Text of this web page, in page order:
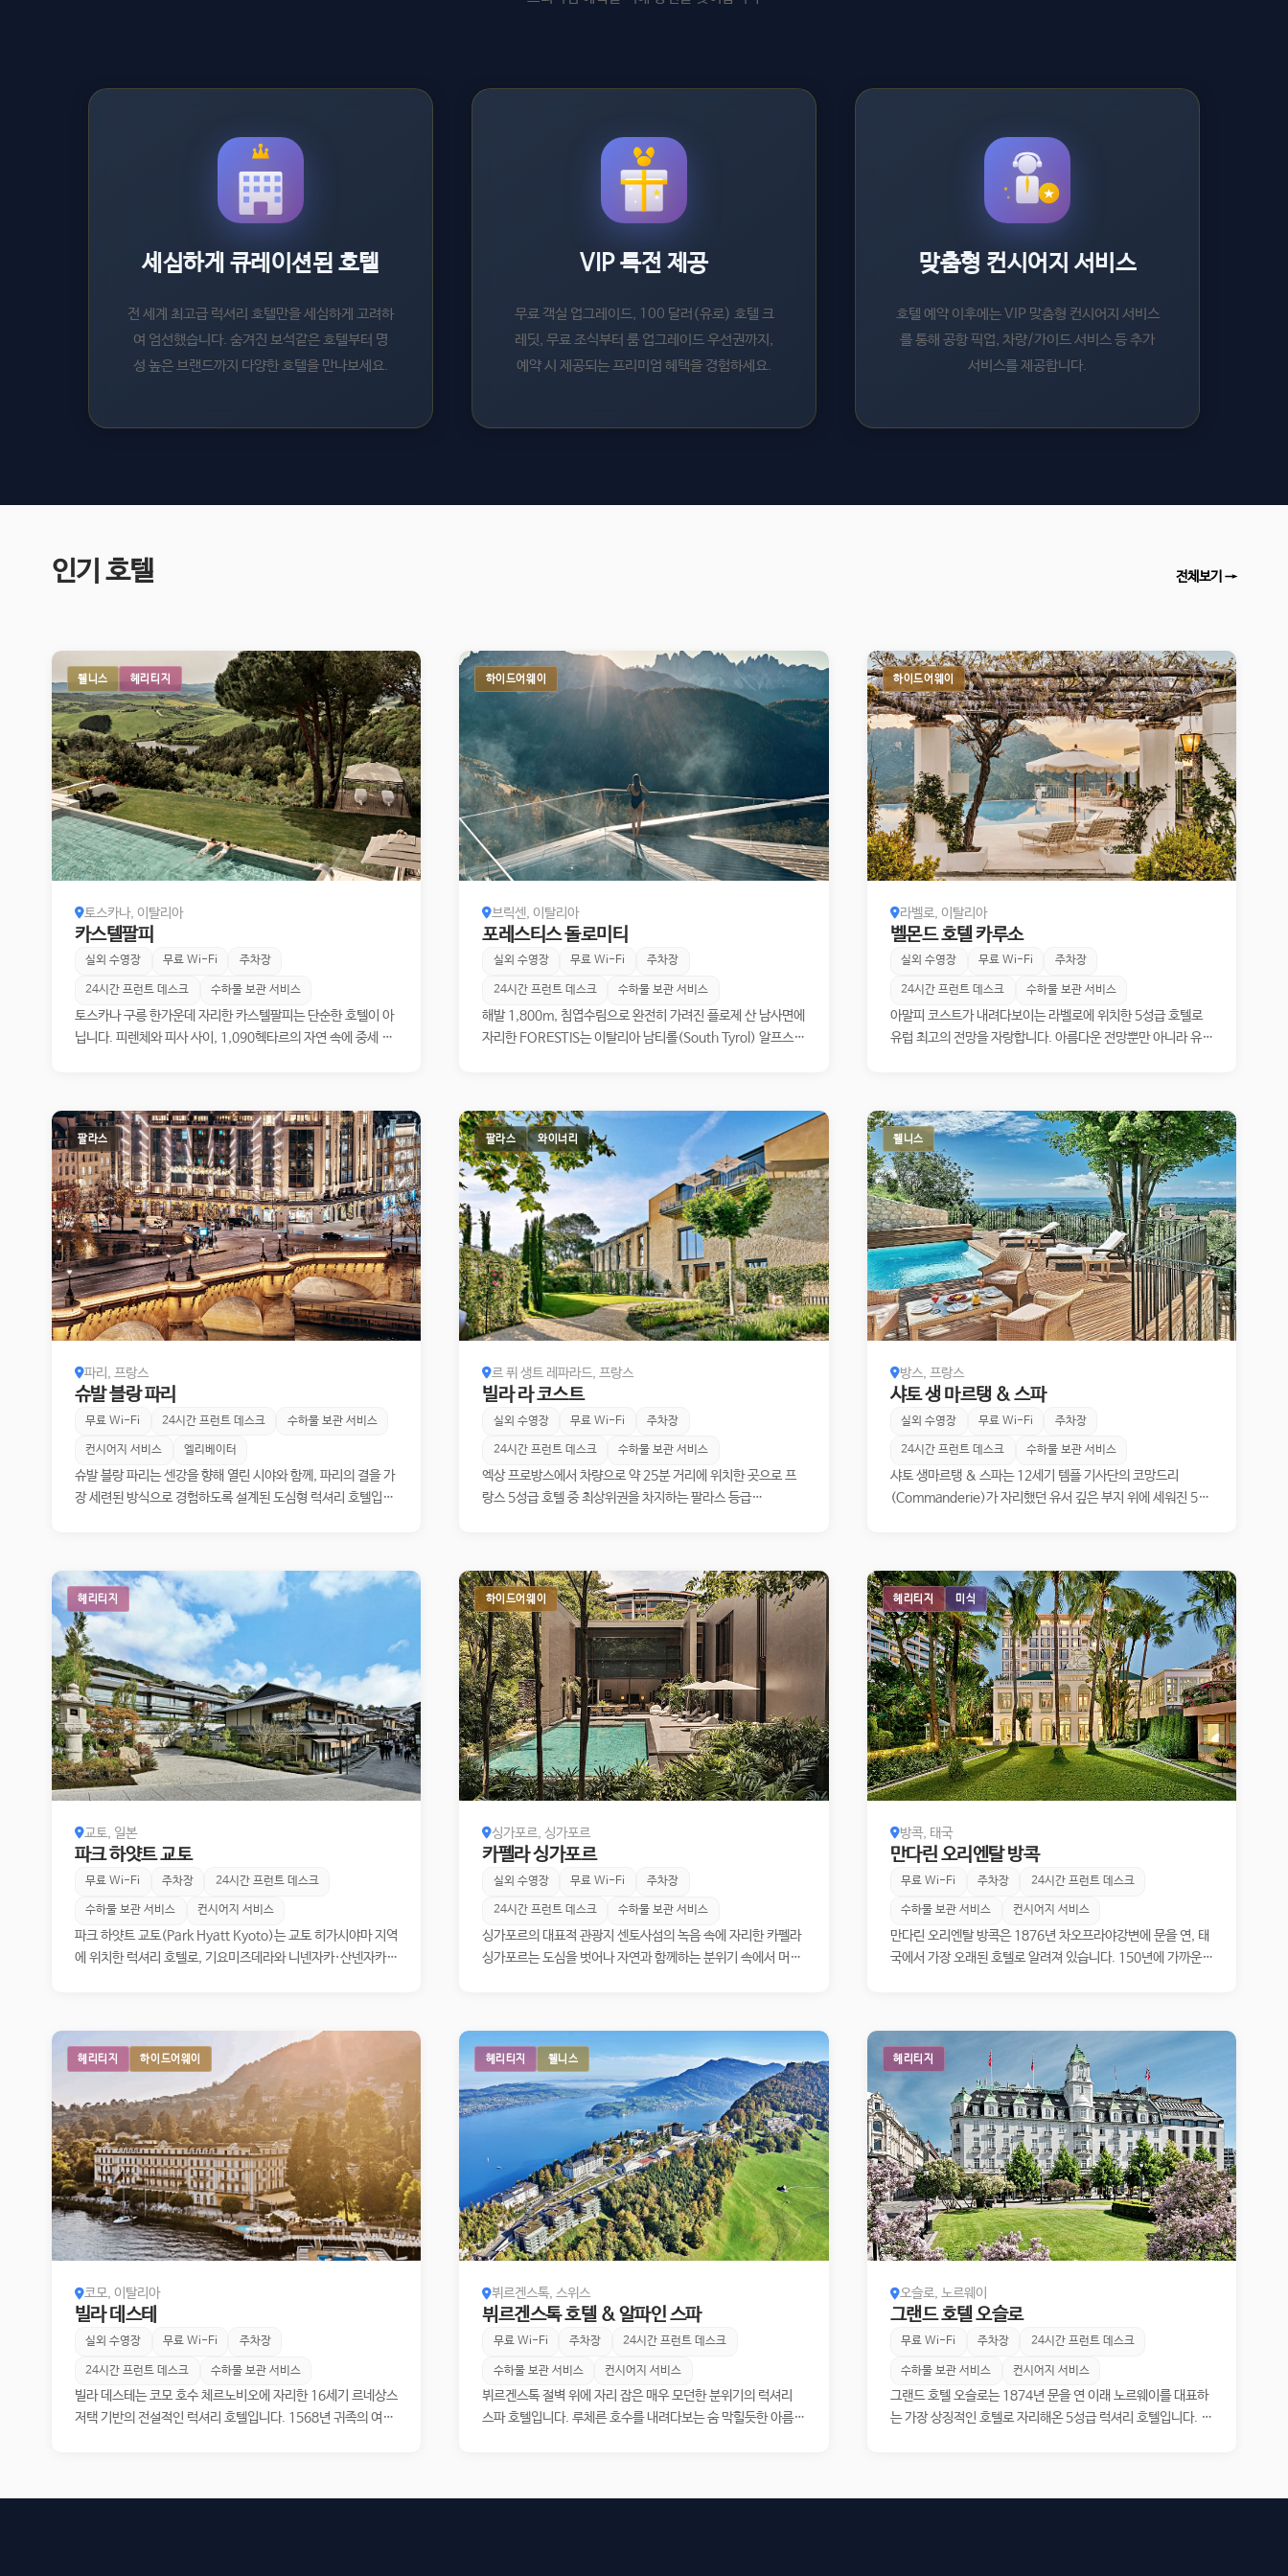
세심하게 큐레이션된 호텔
전 세계 최고급 럭셔리 호텔만을 세심하게 고려하
여 엄선했습니다. 숨겨진 보석같은 호텔부터 명
성 높은 브랜드까지 다양한 호텔을 만나보세요.
VIP 특전 제공
무료 객실 업그레이드, 100 달러(유로) 호텔 크
레딧, 무료 조식부터 룸 업그레이드 우선권까지,
예약 시 제공되는 프리미엄 혜택을 경험하세요.
맞춤형 컨시어지 서비스
호텔 예약 이후에는 VIP 맞춤형 컨시어지 서비스
를 통해 공항 픽업, 차량/가이드 서비스 등 추가
서비스를 제공합니다.
인기 호텔 전체보기 →
웰니스 헤리티지
토스카나, 이탈리아
카스텔팔피
실외 수영장 무료 Wi-Fi 주차장
24시간 프런트 데스크 수하물 보관 서비스
토스카나 구릉 한가운데 자리한 카스텔팔피는 단순한 호텔이 아
닙니다. 피렌체와 피사 사이, 1,090헥타르의 자연 속에 중세 성
의 마을 안에 공존하며, 시간이 멈춘 듯한 고요함과 현대적인 럭
셔리가 깊이 어우러져 있습니다. 사계절 내내 빛이 달라지는 토
스카나의 언덕 풍경을 배경으로, 이곳에서의 체류는 단순한 휴가
가 아니라 하나의 삶의 방식을 경험하는 여정에 가깝습니다.
하이드어웨이
브릭센, 이탈리아
포레스티스 돌로미티
실외 수영장 무료 Wi-Fi 주차장
24시간 프런트 데스크 수하물 보관 서비스
해발 1,800m, 침엽수림으로 완전히 가려진 플로제 산 남사면에
자리한 FORESTIS는 이탈리아 남티롤(South Tyrol) 알프스의
유산으로 지정된 돌로미테 산군의 암봉들이 파노라마처럼 펼쳐
지며, 62개의 스위트 모두가 이 웅장한 풍경을 향해 열려 있습니
다. 산의 공기, 플로제의 샘물, 풍부한 햇살, 온화한 기후—이 네
가지 자연의 요소가 호텔 철학의 근간을 이루며, 투숙객의 몸과
정신을 조용히 회복시키는 근원으로 작용합니다.
하이드어웨이
라벨로, 이탈리아
벨몬드 호텔 카루소
실외 수영장 무료 Wi-Fi 주차장
24시간 프런트 데스크 수하물 보관 서비스
아말피 코스트가 내려다보이는 라벨로에 위치한 5성급 호텔로
유럽 최고의 전망을 자랑합니다. 아름다운 전망뿐만 아니라 유서
식을 맛볼 수 있는 레스토랑이 있습니다.
팔라스
파리, 프랑스
슈발 블랑 파리
무료 Wi-Fi 24시간 프런트 데스크 수하물 보관 서비스
컨시어지 서비스 엘리베이터
슈발 블랑 파리는 센강을 향해 열린 시야와 함께, 파리의 결을 가
장 세련된 방식으로 경험하도록 설계된 도심형 럭셔리 호텔입니
풍경과 맞물리며 파리 특유의 빛과 시간의 흐름을 섬세하게 끌어
들입니다. 연인, 가족, 친구와의 체류 모두에 어울리지만, 무엇보
다도 파리를 ‘머무는 도시’로 경험하고 싶은 고객에게 잘 맞는 성
격의 호텔입니다.
팔라스 와이너리
르 퓌 생트 레파라드, 프랑스
빌라 라 코스트
실외 수영장 무료 Wi-Fi 주차장
24시간 프런트 데스크 수하물 보관 서비스
엑상 프로방스에서 차량으로 약 25분 거리에 위치한 곳으로 프
랑스 5성급 호텔 중 최상위권을 차지하는 팔라스 등급
경을 바라보며 파인 다이닝이나 가벼운 식사도 즐길 수 있습니
다. 무엇보다 부지 전체가 세계 최고의 건축가, 아티스트들의 작
품으로 뒤덮여 있는 곳입니다. 샤토 라 코스트를 산책하다보면
엄청난 건축물들과 아트 작품들을 숨바꼭질하듯 마주치게 되어,
마치 야외 박물관을 거니는 기분을 느낄 수 있습니다. 호텔 내에
서도 초고가의 아트 작품들이 있어 흥미로운 미술관에 들어온 듯
한 느낌을 줍니다.
웰니스
방스, 프랑스
샤토 생 마르탱 & 스파
실외 수영장 무료 Wi-Fi 주차장
24시간 프런트 데스크 수하물 보관 서비스
샤토 생마르탱 & 스파는 12세기 템플 기사단의 코망드리
(Commanderie)가 자리했던 유서 깊은 부지 위에 세워진 5성
하며, 약 34에이커의 사이프러스 숲과 올리브 그로브, 장미 정원
이 객실과 정원, 빌라를 부드럽게 감쌉니다. 본관에 자리한 46개
의 객실과 스위트, 그리고 언덕 너머에 흩어진 6채의 프로방스
스타일 빌라가 각기 다른 결의 휴식을 제공합니다. 호텔 곳곳에
는 마놀로 발데스(Manolo Valdés)의 조각 작품과 마티스 풍
의 인테리어 모티프가 자연스럽게 녹아 있어, 머무는 동안 예술
과 자연, 역사가 하나로 이어진 듯한 인상을 남깁니다.
헤리티지
교토, 일본
파크 하얏트 교토
무료 Wi-Fi 주차장 24시간 프런트 데스크
수하물 보관 서비스 컨시어지 서비스
파크 하얏트 교토(Park Hyatt Kyoto)는 교토 히가시야마 지역
에 위치한 럭셔리 호텔로, 기요미즈데라와 니넨자카·산넨자카
해석한 인테리어와 함께 최상의 편안함과 프라이버시를 제공합
니다. 호텔 내에는 미식 레스토랑과 바, 스파 및 피트니스 시설이
마련되어 있어 고요하고 품격 있는 휴식을 즐기실 수 있습니다.
하이드어웨이
싱가포르, 싱가포르
카펠라 싱가포르
실외 수영장 무료 Wi-Fi 주차장
24시간 프런트 데스크 수하물 보관 서비스
싱가포르의 대표적 관광지 센토사섬의 녹음 속에 자리한 카펠라
싱가포르는 도심을 벗어나 자연과 함께하는 분위기 속에서 머물
하고 울창한 자연 조경에 둘러싸여 있습니다. 1880년대에 지어
진 유서 깊은 건물을 복원한 매너(Manors) 건물을 비롯한 총
113개의 객실은 맞춤형 현대적 편의 시설과 자연 소재를 활용한
세심하고 우아한 디자인으로 아시아 전통의 감성을 조화롭게 결
합하고 있습니다. 호텔 내에는 이탈리아 가정식부터 현대 광둥
요리까지 오랜 전통과 현대적인 풍미를 다루는 레스토랑들과 바
가 위치해있어 휴식과 미식을 아우르는 럭셔리 경험을 받아보실
수 있습니다. 또한 싱가포르 최초로 10년 이상 포브스 트래블 가
이드(Forbes Travel Guide)에서 별 ​​5개 등급을 유지해 온 오
리가(Auriga) 스파에서 트레이닝과 트리트먼트 시간을 가져보
헤리티지 미식
방콕, 태국
만다린 오리엔탈 방콕
무료 Wi-Fi 주차장 24시간 프런트 데스크
수하물 보관 서비스 컨시어지 서비스
만다린 오리엔탈 방콕은 1876년 차오프라야강변에 문을 연, 태
국에서 가장 오래된 호텔로 알려져 있습니다. 150년에 가까운
스위트, 다이닝, 스파, 그리고 수십 년간 한자리를 지켜온 직원들
의 서비스가 어우러져, 이곳은 단순한 숙소를 넘어 도시의 사교
와 역사가 겹쳐지는 장소로 자리해왔습니다.
헤리티지 하이드어웨이
코모, 이탈리아
빌라 데스테
실외 수영장 무료 Wi-Fi 주차장
24시간 프런트 데스크 수하물 보관 서비스
빌라 데스테는 코모 호수 체르노비오에 자리한 16세기 르네상스
저택 기반의 전설적인 럭셔리 호텔입니다. 1568년 귀족의 여름
헤리티지 웰니스
뷔르겐스톡, 스위스
뷔르겐스톡 호텔 & 알파인 스파
무료 Wi-Fi 주차장 24시간 프런트 데스크
수하물 보관 서비스 컨시어지 서비스
뷔르겐스톡 절벽 위에 자리 잡은 매우 모던한 분위기의 럭셔리
스파 호텔입니다. 루체른 호수를 내려다보는 숨 막힐듯한 아름다
헤리티지
오슬로, 노르웨이
그랜드 호텔 오슬로
무료 Wi-Fi 주차장 24시간 프런트 데스크
수하물 보관 서비스 컨시어지 서비스
그랜드 호텔 오슬로는 1874년 문을 연 이래 노르웨이를 대표하
는 가장 상징적인 호텔로 자리해온 5성급 럭셔리 호텔입니다. 수